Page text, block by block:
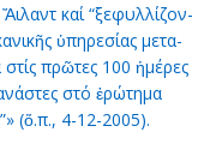
καί “ξε­φυλ­λί­ζον­
ὑ­πη­ρε­σί­ας με­τα­
πρῶ­τες 100 ἡ­μέ­ρες
στό ἐ­ρώ­τη­μα
(ὅ.π., 4-12-2005).